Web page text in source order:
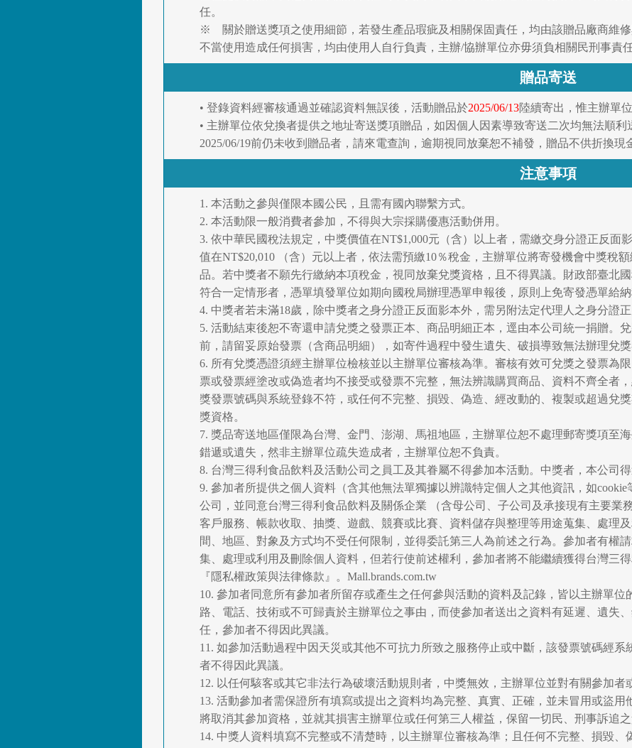
任。
※ 關於贈送獎項之使用細節，若發生產品瑕疵及相關保固責任，均由該贈品廠商維
不當使用造成任何損害，均由使用人自行負責，主辦/協辦單位亦毋須負相關民刑事責
贈品寄送
• 登錄資料經審核通過並確認資料無誤後，活動贈品於2025/06/13陸續寄出，惟主辦單
• 主辦單位依兌換者提供之地址寄送獎項贈品，如因個人因素導致寄送二次均無法順
2025/06/19前仍未收到贈品者，請來電查詢，逾期視同放棄恕不補發，贈品不供折換現
注意事項
1. 本活動之參與僅限本國公民，且需有國內聯繫方式。
2. 本活動限一般消費者參加，不得與大宗採購優惠活動併用。
3. 依中華民國稅法規定，中獎價值在NT$1,000元（含）以上者，需繳交身分證正反面
值在NT$20,010 （含）元以上者，依法需預繳10％稅金，主辦單位將寄發機會中獎稅
品。若中獎者不願先行繳納本項稅金，視同放棄兌獎資格，且不得異議。財政部臺北
符合一定情形者，憑單填發單位如期向國稅局辦理憑單申報後，原則上免寄發憑單給
4. 中獎者若未滿18歲，除中獎者之身分證正反面影本外，需另附法定代理人之身分證
5. 活動結束後恕不寄還申請兌獎之發票正本、商品明細正本，逕由本公司統一捐贈。
前，請留妥原始發票（含商品明細），如寄件過程中發生遺失、破損導致無法辦理兌
6. 所有兌獎憑證須經主辦單位檢核並以主辦單位審核為準。審核有效可兌獎之發票為
票或發票經塗改或偽造者均不接受或發票不完整，無法辨識購買商品、資料不齊全者
獎發票號碼與系統登錄不符，或任何不完整、損毀、偽造、經改動的、複製或超過兌
獎資格。
7. 獎品寄送地區僅限為台灣、金門、澎湖、馬祖地區，主辦單位恕不處理郵寄獎項至
錯遞或遺失，然非主辦單位疏失造成者，主辦單位恕不負責。
8. 台灣三得利食品飲料及活動公司之員工及其眷屬不得參加本活動。中獎者，本公司得
9. 參加者所提供之個人資料（含其他無法單獨據以辨識特定個人之其他資訊，如
公司，並同意台灣三得利食品飲料及關係企業 （含母公司、子公司及承接現有主要業
客戶服務、帳款收取、抽獎、遊戲、競賽或比賽、資料儲存與整理等用途蒐集、處理
間、地區、對象及方式均不受任何限制，並得委託第三人為前述之行為。參加者有權
集、處理或利用及刪除個人資料，但若行使前述權利，參加者將不能繼續獲得台灣三
『隱私權政策與法律條款』。Mall.brands.com.tw
10. 參加者同意所有參加者所留存或產生之任何參與活動的資料及記錄，皆以主辦單
路、電話、技術或不可歸責於主辦單位之事由，而使參加者送出之資料有延遲、遺失
任，參加者不得因此異議。
11. 如參加活動過程中因天災或其他不可抗力所致之服務停止或中斷，該發票號碼經
者不得因此異議。
12. 以任何駭客或其它非法行為破壞活動規則者，中獎無效，主辦單位並對有關參加者
13. 活動參加者需保證所有填寫或提出之資料均為完整、真實、正確，並未冒用或盜
將取消其參加資格，並就其損害主辦單位或任何第三人權益，保留一切民、刑事訴追之
14. 中獎人資料填寫不完整或不清楚時，以主辦單位審核為準；且任何不完整、損毀